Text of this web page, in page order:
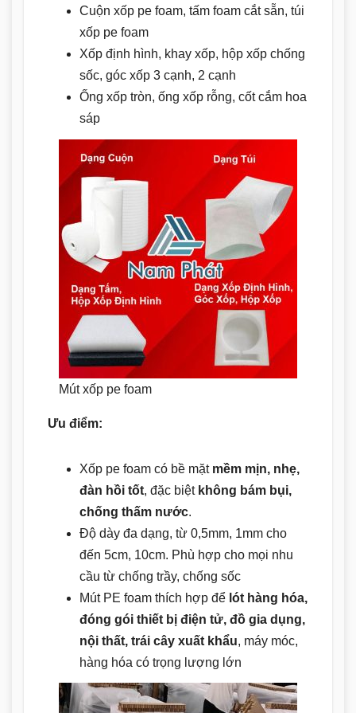
Cuộn xốp pe foam, tấm foam cắt sẵn, túi
xốp pe foam
Xốp định hình, khay xốp, hộp xốp chống
sốc, góc xốp 3 cạnh, 2 cạnh
Ống xốp tròn, ống xốp rỗng, cốt cắm hoa
sáp
Mút xốp pe foam
Ưu điểm:
Xốp pe foam có bề mặt mềm mịn, nhẹ,
đàn hồi tốt, đặc biệt không bám bụi,
chống thấm nước.
Độ dày đa dạng, từ 0,5mm, 1mm cho
đến 5cm, 10cm. Phù hợp cho mọi nhu
cầu từ chống trầy, chống sốc
Mút PE foam thích hợp để lót hàng hóa,
đóng gói thiết bị điện tử, đồ gia dụng,
nội thất, trái cây xuất khẩu, máy móc,
hàng hóa có trọng lượng lớn